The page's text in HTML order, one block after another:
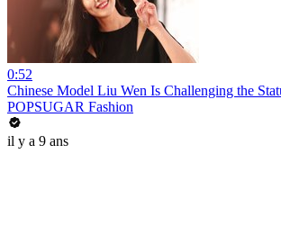
0:52
Chinese Model Liu Wen Is Challenging the
POPSUGAR Fashion
il y a 9 ans